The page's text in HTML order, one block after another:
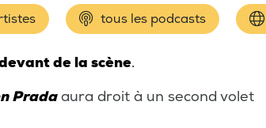
tous les podcasts
de la scène.
Pradaaura droit à un second volet